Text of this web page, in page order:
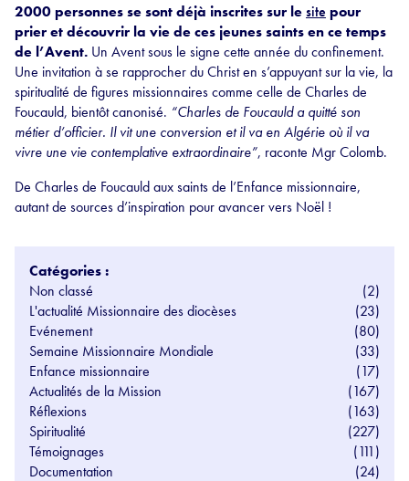
2000 personnes se sont déjà inscrites sur lesite pour
prier et découvrir la vie de ces jeunes saints en ce temps
de l’Avent. Un Avent sous le signe cette année du confinement.
Une invitation à se rapprocher du Christ en s’appuyant sur la vie, la
spiritualité de figures missionnaires comme celle de Charles de
Foucauld, bientôt canonisé. “Charles de Foucauld a quitté son
métier d’officier. Il vit une conversion et il va en Algérie où il va
vivre une vie contemplative extraordinaire”, raconte Mgr Colomb.
De Charles de Foucauld aux saints de l’Enfance missionnaire,
autant de sources d’inspiration pour avancer vers Noël !
Catégories :
Non classé
(2)
L'actualité Missionnaire des diocèses
(23)
Evénement
(80)
Semaine Missionnaire Mondiale
(33)
Enfance missionnaire
(17)
Actualités de la Mission
(167)
Réflexions
(163)
Spiritualité
(227)
Témoignages
(111)
Documentation
(24)